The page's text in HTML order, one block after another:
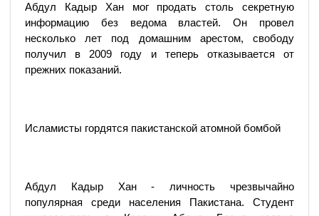
Абдул Кадыр Хан мог продать столь секретную
информацию без ведома властей. Он провел
несколько лет под домашним арестом, свободу
получил в 2009 году и теперь отказывается от
прежних показаний.
Исламисты гордятся пакистанской атомной бомбой
Абдул Кадыр Хан - личность чрезвычайно
популярная среди населения Пакистана. Студент